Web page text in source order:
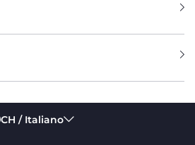
CH / Italiano